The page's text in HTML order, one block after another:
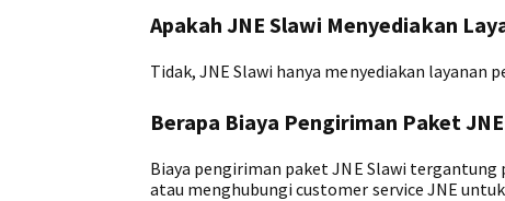
Apakah JNE Slawi Menyediakan
Tidak, JNE Slawi hanya menyediakan layanan
Berapa Biaya Pengiriman Paket
Biaya pengiriman paket JNE Slawi tergantung
atau menghubungi customer service JNE